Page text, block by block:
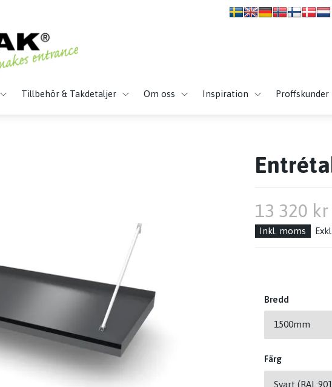
Tillbehör & Takdetaljer Om oss Inspiration Proffskunder
13 320 kr
Inkl. moms
Bredd
Färg